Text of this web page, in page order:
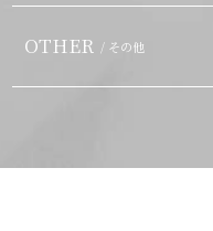
OTHER / その他